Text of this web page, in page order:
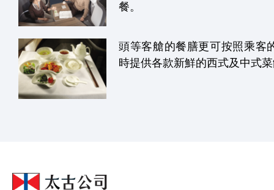
餐。
頭等客艙的餐膳更可按照乘客
時提供各款新鮮的西式及中式